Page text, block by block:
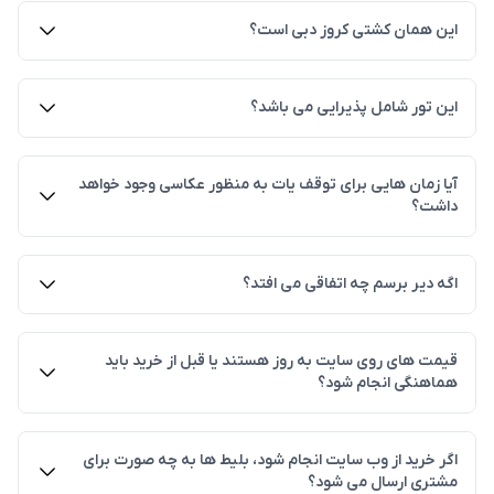
بله. کودکان زیر 2 سال مجاز هستند اما باید همیشه با یک
این همان کشتی کروز دبی است؟
این یک تجربه کاملاً منحصر به فرد است که بسیار برتر از
این تور شامل پذیرایی می باشد؟
لطفا توجه داشته باشید که این تور یک ساعته است، غذا
ارائه نمی شود و فقط آب سرو می شود.
آیا زمان هایی برای توقف یات به منظور عکاسی وجود خواهد
داشت؟
بله امکان عکاسی و توقف با توجه با نظر کاپیتان وجود
اگه دیر برسم چه اتفاقی می افتد؟
دقیقه قبل از حرکت حضور داشته باشید، در صورت از دست
دادن کشتی، هیچ مبلغی پس داده نخواهد شد.
قیمت های روی سایت به روز هستند یا قبل از خرید باید
هماهنگی انجام شود؟
قیمت تمامی تفریحات روی وب سایت به روز می باشند و
مواردی که نیاز به هماهنگی قبل خرید داشته باشد (از نظر
اگر خرید از وب سایت انجام شود، بلیط ها به چه صورت برای
مشتری ارسال می شود؟